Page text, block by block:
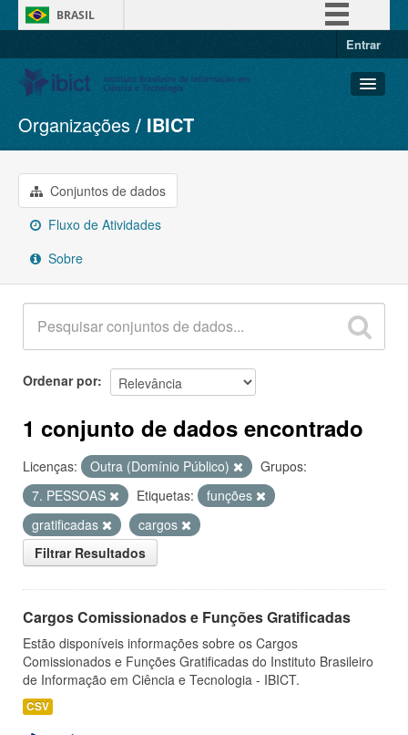
BRASIL
Entrar
Conjuntos de dados
Organizações
Grupos
Sobre
Organizações IBICT
Conjuntos de dados
Fluxo de Atividades
Sobre
Ordenar por
1 conjunto de dados encontrado
Licenças: Outra (Domínio Público)
Grupos:
7. PESSOAS
Etiquetas:
funções
gratificadas
cargos
Filtrar Resultados
Cargos Comissionados e Funções Gratificadas
Estão disponíveis informações sobre os Cargos
Comissionados e Funções Gratificadas do Instituto Brasileiro
de Informação em Ciência e Tecnologia - IBICT.
CSV